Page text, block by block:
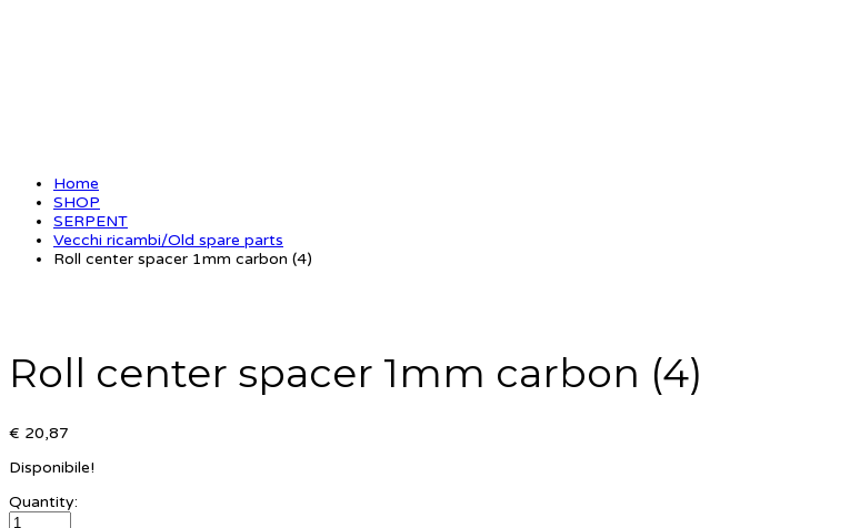
Home
SHOP
SERPENT
Vecchi ricambi/Old spare parts
Roll center spacer 1mm carbon (4)
Roll center spacer 1mm carbon (4)
€ 20,87
Disponibile!
Quantity: